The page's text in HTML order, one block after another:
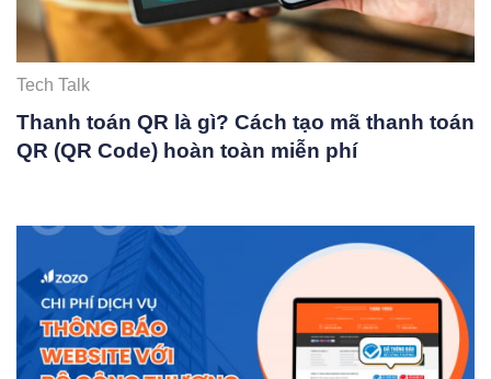
Tech Talk
Thanh toán QR là gì? Cách tạo mã thanh toán
QR (QR Code) hoàn toàn miễn phí